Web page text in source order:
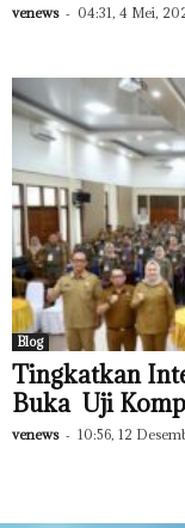
venews - 04:31, 4 Mei,
Blog
Tingkatkan
Buka Uji
venews - 10:56, 12